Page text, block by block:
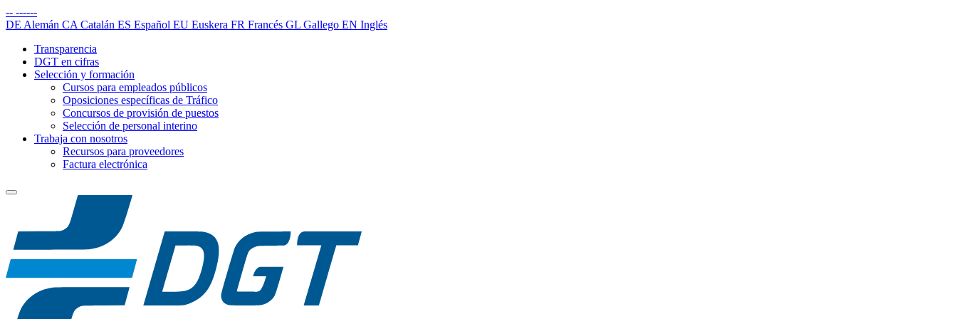
-- ------
DE Alemán CA Catalán ES Español EU Euskera FR Francés GL Gallego EN Inglés
Transparencia
DGT en cifras
Selección y formación
Cursos para empleados públicos
Oposiciones específicas de Tráfico
Concursos de provisión de puestos
Selección de personal interino
Trabaja con nosotros
Recursos para proveedores
Factura electrónica